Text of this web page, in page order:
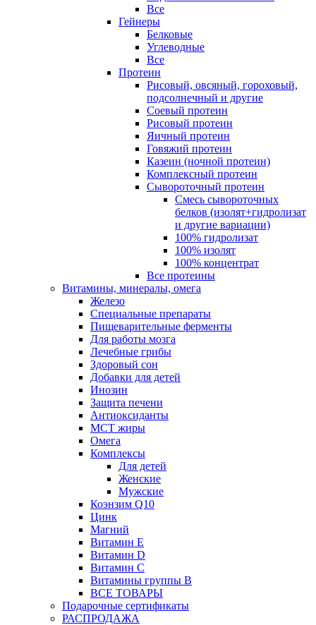
Все
Гейнеры
Белковые
Углеводные
Все
Протеин
Рисовый, овсяный, гороховый,
подсолнечный и другие
Соевый протеин
Рисовый протеин
Яичный протеин
Говяжий протеин
Казеин (ночной протеин)
Комплексный протеин
Сывороточный протеин
Смесь сывороточных
белков (изолят+гидролизат
и другие вариации)
100% гидролизат
100% изолят
100% концентрат
Все протеины
Витамины, минералы, омега
Железо
Специальные препараты
Пищеварительные ферменты
Для работы мозга
Лечебные грибы
Здоровый сон
Добавки для детей
Инозин
Защита печени
Антиоксиданты
МСТ жиры
Омега
Комплексы
Для детей
Женские
Мужские
Коэнзим Q10
Цинк
Магний
Витамин Е
Витамин D
Витамин С
Витамины группы B
ВСЕ ТОВАРЫ
Подарочные сертификаты
РАСПРОДАЖА